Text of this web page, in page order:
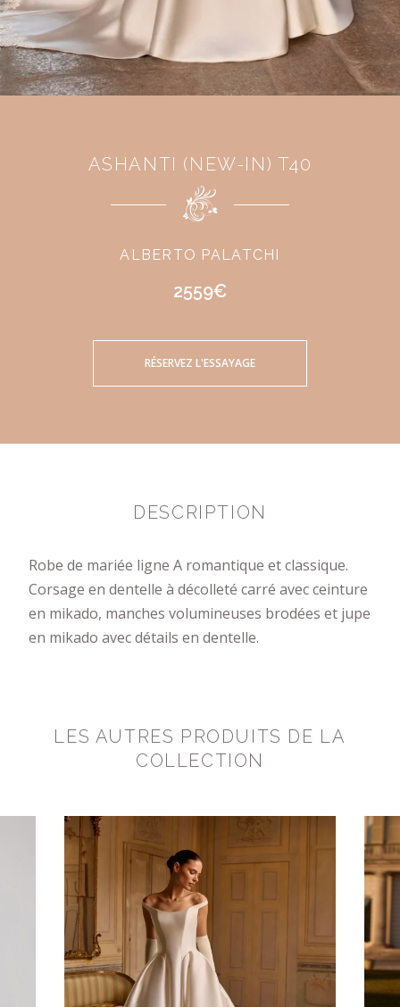
ASHANTI (NEW-IN) T40
ALBERTO PALATCHI
2559€
RÉSERVEZ L'ESSAYAGE
DESCRIPTION
Robe de mariée ligne A romantique et classique.
Corsage en dentelle à décolleté carré avec ceinture
en mikado, manches volumineuses brodées et jupe
en mikado avec détails en dentelle.
LES AUTRES PRODUITS DE LA
COLLECTION